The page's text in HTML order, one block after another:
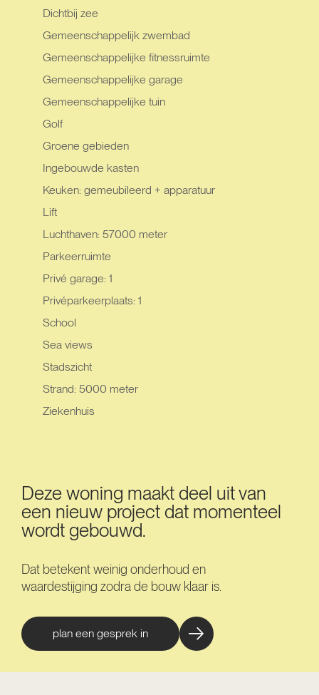
Dichtbij zee
Gemeenschappelijk zwembad
Gemeenschappelijke fitnessruimte
Gemeenschappelijke garage
Gemeenschappelijke tuin
Golf
Groene gebieden
Ingebouwde kasten
Keuken: gemeubileerd + apparatuur
Lift
Luchthaven: 57000 meter
Parkeerruimte
Privé garage: 1
Privéparkeerplaats: 1
School
Sea views
Stadszicht
Strand: 5000 meter
Ziekenhuis
Deze woning maakt deel uit van
een nieuw project dat momenteel
wordt gebouwd.
Dat betekent weinig onderhoud en
waardestijging zodra de bouw klaar is.
plan een gesprek in